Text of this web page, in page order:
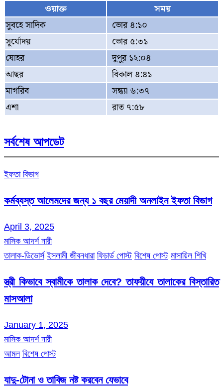
ওয়াক্ত
সময়
সুবহে সাদিক
ভোর ৪:১০
সূর্যোদয়
ভোর ৫:৩১
যোহর
দুপুর ১২:০৪
আছর
বিকাল ৪:৪১
মাগরিব
সন্ধ্যা ৬:৩৭
এশা
রাত ৭:৫৮
সর্বশেষ আপডেট
ইফতা বিভাগ
কর্মব্যস্ত আলেমদের জন্য ১ বছর মেয়াদী অনলাইন ইফতা বিভাগ
April 3, 2025
মাসিক আদর্শ নারী
তালাক-ডিভোর্স ইসলামী জীবনধারা ফিচার্ড পোস্ট বিশেষ পোস্ট মাসায়িল শিখি
স্ত্রী কিভাবে স্বামীকে তালাক দেবে? তাফয়ীযে তালাকের বিস্তারিত
মাসআলা
January 1, 2025
মাসিক আদর্শ নারী
আমল বিশেষ পোস্ট
যাদু-টোনা ও তাবিজ নষ্ট করবেন যেভাবে